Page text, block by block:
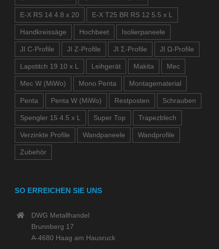
E-X RS 14 4.8 x 20 E-X T25 BR RS 12 5.5 x L
Handkreissäge Hochbeet Isolierpaneele
JI C-Profile JI Z-Profile JI Σ-Profile JI Ω-Profile
Lapstitch 19 10 x L Leihgerät Makita Mec
Mec W (MiWo) Mono Penta Montagematerial
Penta Penta W (MiWo) Restposten Schrauben
Spengler 15 4.5 x L Super Top Trapezblech
Verzinkte Profile Wandpaneele Wandprofile
Zubehör
SO ERREICHEN SIE UNS
DWG Metallhandel
Brunnberg 17
A-4680 Haag am Hausruck